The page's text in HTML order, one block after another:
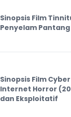
Sinopsis Film
Penyelam
Sinopsis Film
Internet Horror
dan Eksploitatif